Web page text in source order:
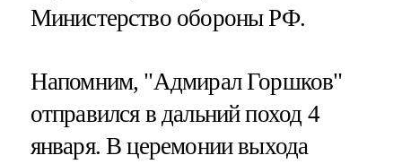
Министерство обороны РФ.
Напомним, "Адмирал Горшков"
отправился в дальний поход 4
января. В церемонии выхода